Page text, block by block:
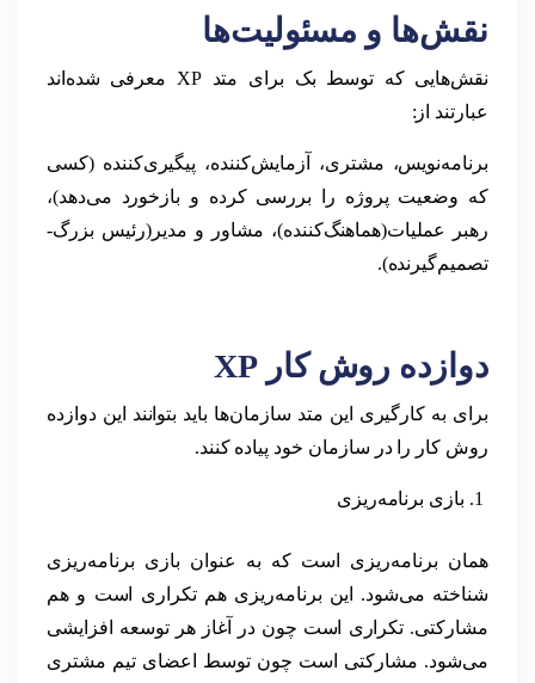
نقش‌ها و مسئولیت‌ها
نقش‌هایی که توسط بک برای متد XP معرفی شده‌اند
عبارتند از:
برنامه‌نویس، مشتری، آزمایش‌کننده، پیگیری‌کننده (کسی
که وضعیت پروژه را بررسی کرده و بازخورد می‌دهد)،
رهبر عملیات(هماهنگ‌کننده)، مشاور و مدیر(رئیس بزرگ-
تصمیم‌‌گیرنده).
دوازده روش کارXP
برای به کارگیری این متد سازمان‌ها باید بتوانند این دوازده
روش کار را در سازمان خود پیاده کنند.
بازی برنامه‌ریزی
همان برنامه‌ریزی است که به عنوان بازی برنامه‌ریزی
شناخته می‌شود. این برنامه‌ریزی هم تکراری است و هم
مشارکتی. تکراری است چون در آغاز هر توسعه افزایشی
می‌شود. مشارکتی است چون توسط اعضای تیم مشتری